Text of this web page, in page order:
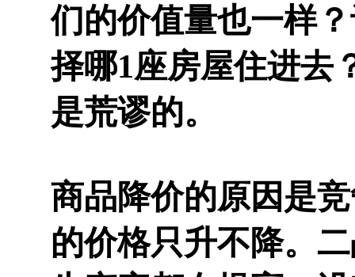
们的价值量也一样
择哪1座房屋住进去
是荒谬的。
商品降价的原因是
的价格只升不降。